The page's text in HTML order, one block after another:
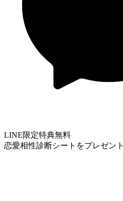
LINE限定特典無料
恋愛相性診断シートをプレゼント